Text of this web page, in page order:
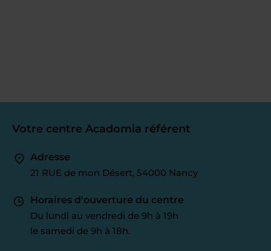
Votre centre Acadomia référent
Adresse
21 RUE de mon Désert, 54000 Nancy
Horaires d'ouverture du centre
Du lundi au vendredi de 9h à 19h
le samedi de 9h à 18h.